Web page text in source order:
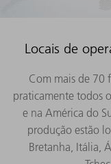
Locais de
Com mais de 70
praticamente todos
e na América do
produção estão
Bretanha, Itália,